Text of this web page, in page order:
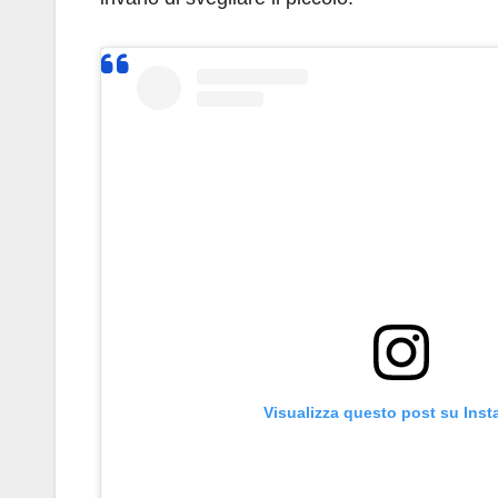
Visualizza questo post su